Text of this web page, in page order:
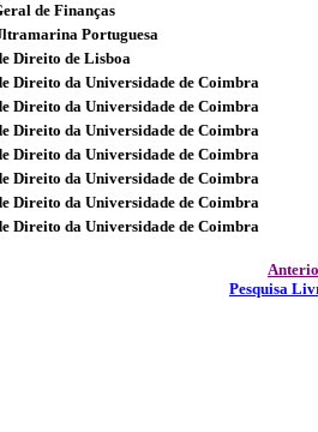
de Finanças
Portuguesa
Direito de Lisboa
Direito da Universidade de Coimbra
Direito da Universidade de Coimbra
Direito da Universidade de Coimbra
Direito da Universidade de Coimbra
Direito da Universidade de Coimbra
Direito da Universidade de Coimbra
Direito da Universidade de Coimbra
Pesquisa